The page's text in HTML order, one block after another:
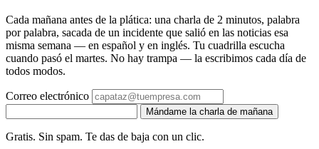
Cada mañana antes de la plática: una charla de 2 minutos, palabra
por palabra, sacada de un incidente que salió en las noticias esa
misma semana — en español y en inglés. Tu cuadrilla escucha
cuando pasó el martes. No hay trampa — la escribimos cada día de
todos modos.
Correo electrónico
Mándame la charla de mañana
Gratis. Sin spam. Te das de baja con un clic.